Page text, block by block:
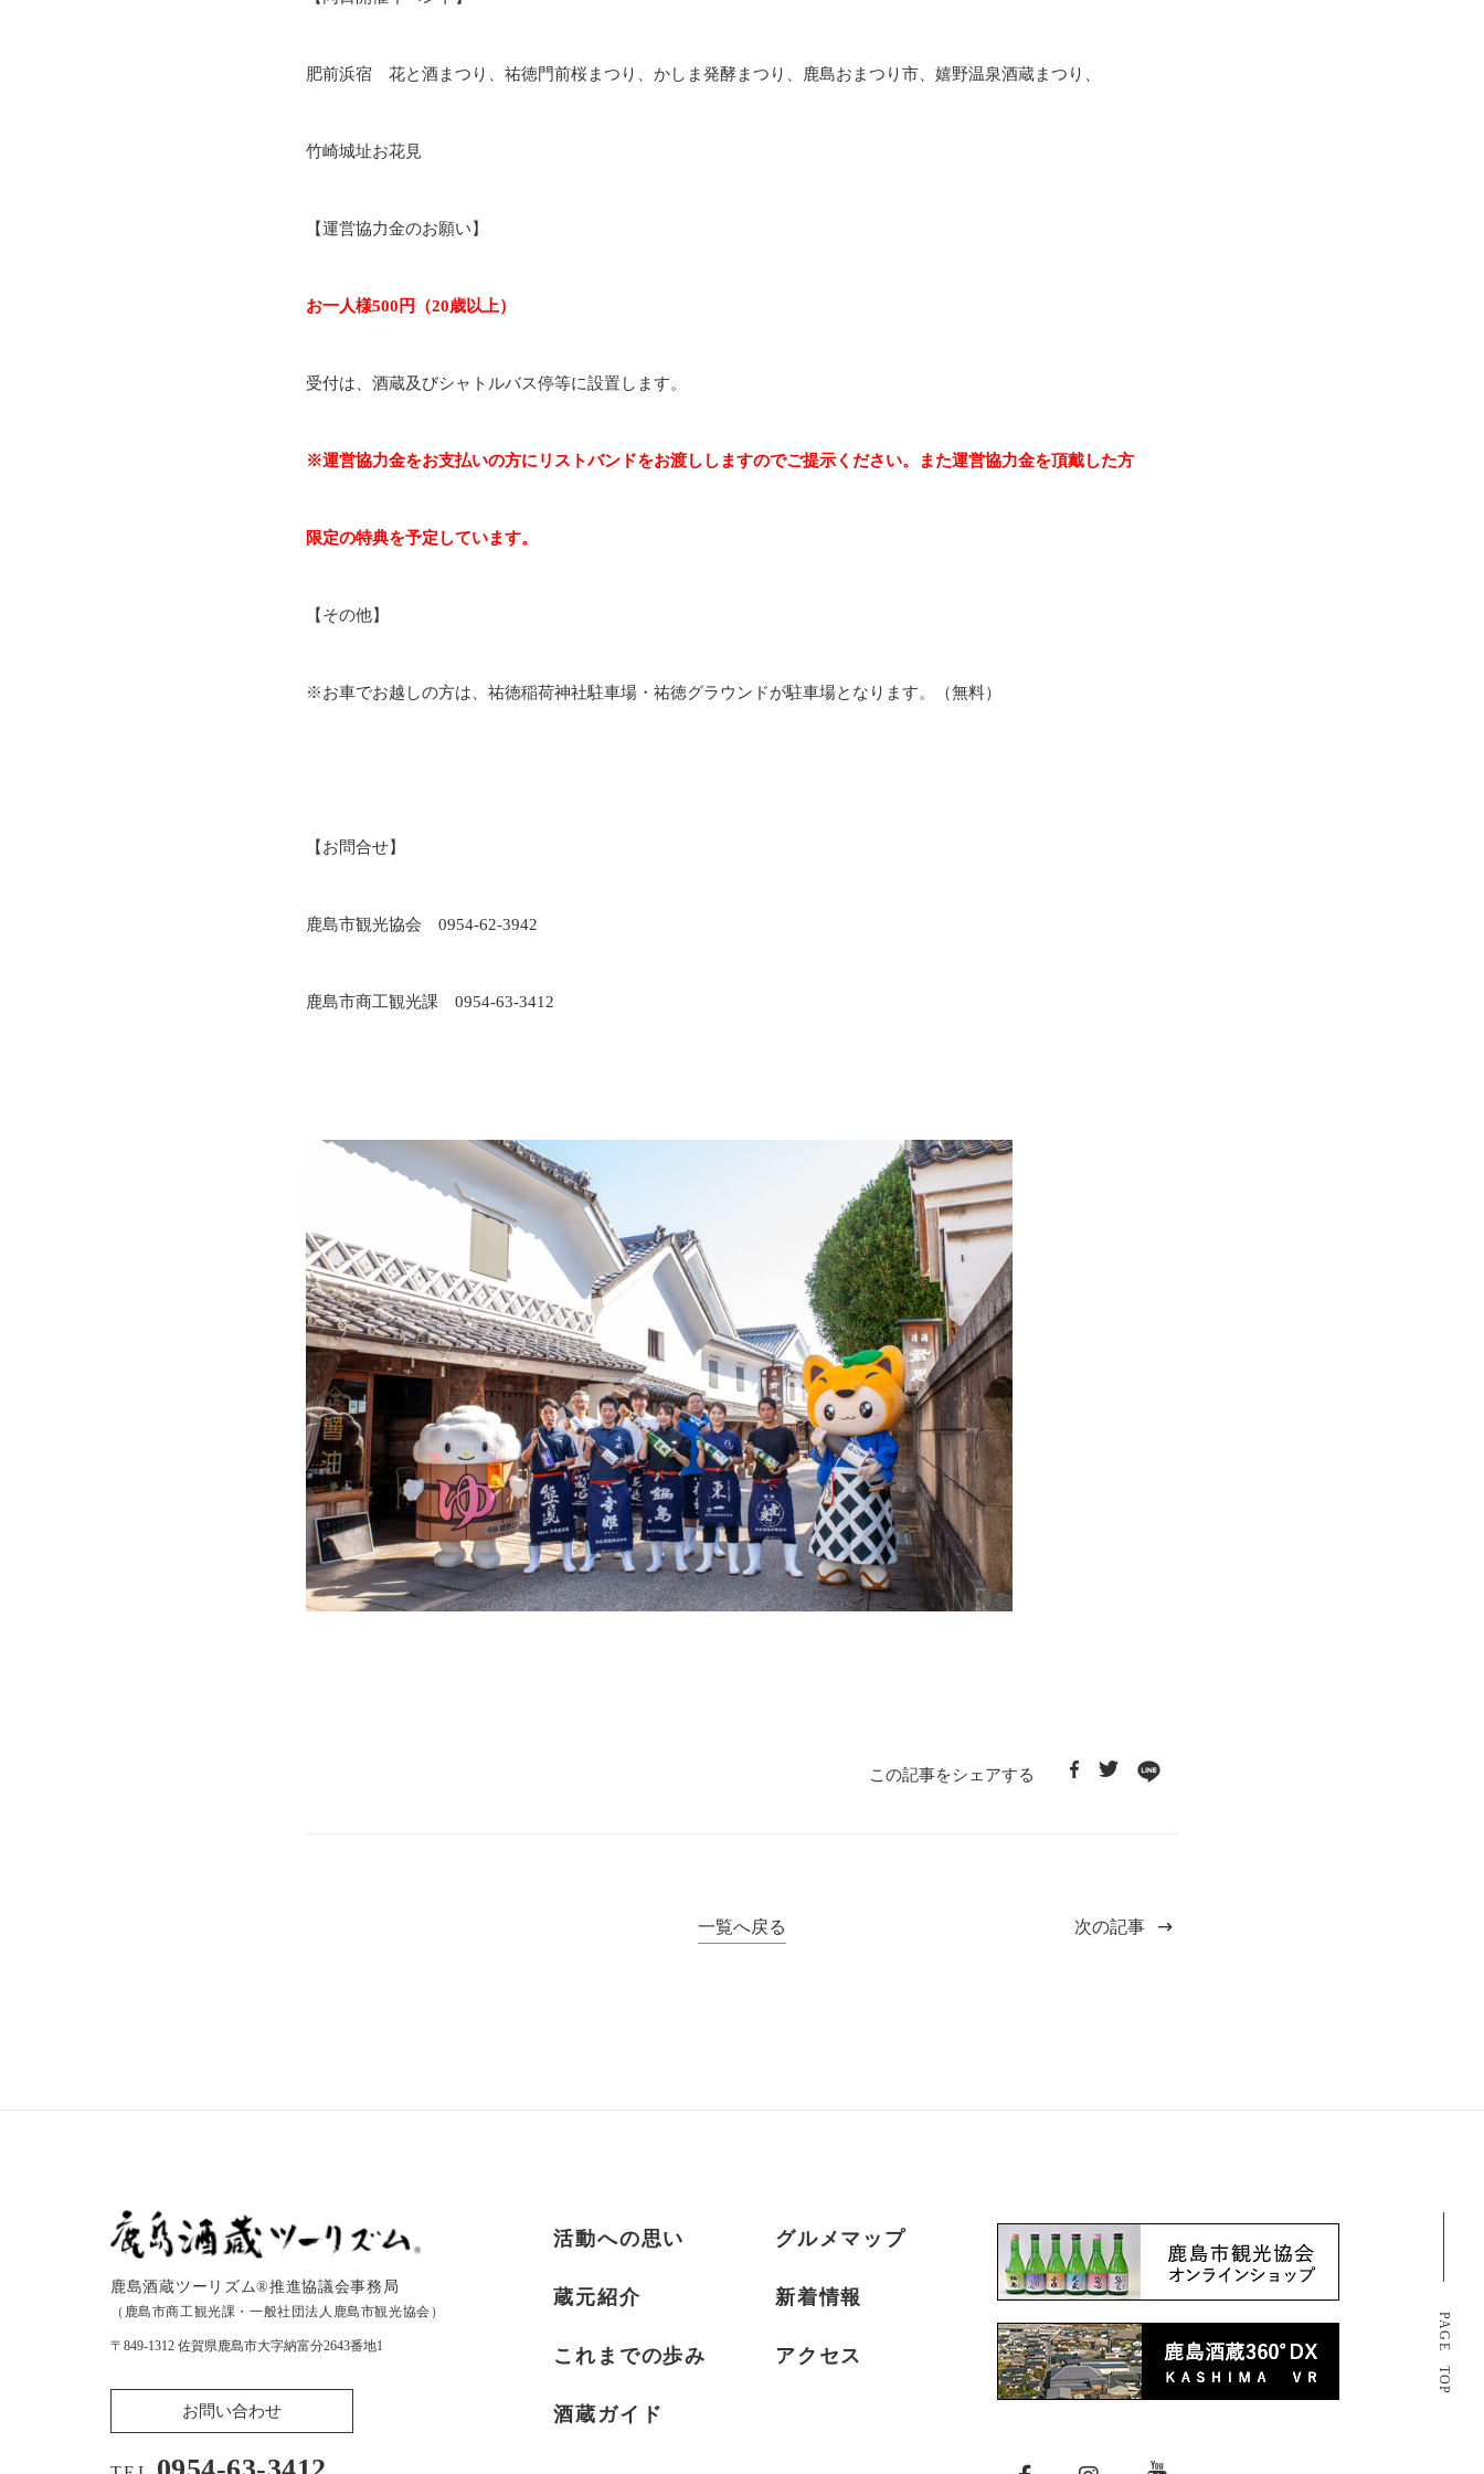
肥前浜宿 花と酒まつり、祐徳門前桜まつり、かしま発酵まつり、鹿島おまつり市、嬉野温泉酒蔵まつり、
竹崎城址お花見
【運営協力金のお願い】
お一人様500円（20歳以上）
受付は、酒蔵及びシャトルバス停等に設置します。
※運営協力金をお支払いの方にリストバンドをお渡ししますのでご提示ください。また運営協力金を頂戴した方
限定の特典を予定しています。
【その他】
※お車でお越しの方は、祐徳稲荷神社駐車場・祐徳グラウンドが駐車場となります。（無料）
【お問合せ】
鹿島市観光協会 0954-62-3942
鹿島市商工観光課 0954-63-3412
この記事をシェアする
一覧へ戻る 次の記事
鹿島酒蔵ツーリズム®︎推進協議会事務局
（鹿島市商工観光課・一般社団法人鹿島市観光協会）
〒849-1312 佐賀県鹿島市大字納富分2643番地1
お問い合わせ
活動への思い
蔵元紹介
これまでの歩み
酒蔵ガイド
グルメマップ
新着情報
アクセス PAGE TOP